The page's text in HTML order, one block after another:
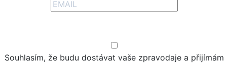
Souhlasím, že budu dostávat vaše zpravodaje a přijímám